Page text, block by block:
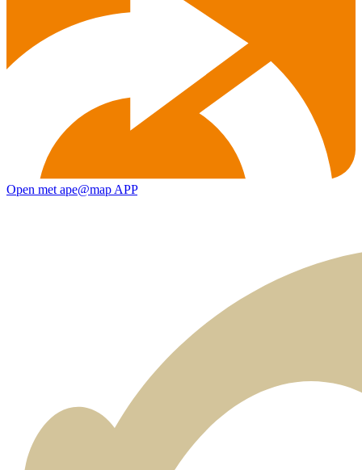
Open met ape@map APP